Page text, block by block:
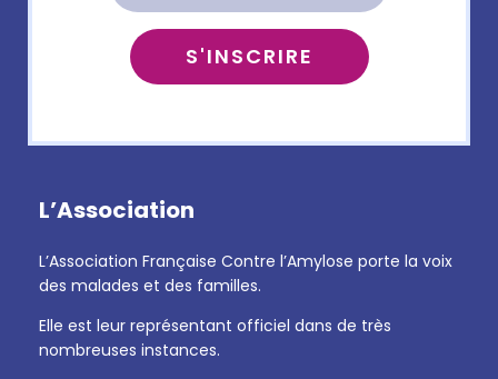
L’Association
L’Association Française Contre l’Amylose porte la voix
des malades et des familles.
Elle est leur représentant officiel dans de très
nombreuses instances.